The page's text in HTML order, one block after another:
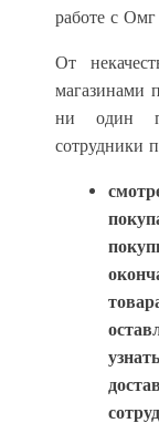
работе с
От
магазинами
ни один
сотрудники